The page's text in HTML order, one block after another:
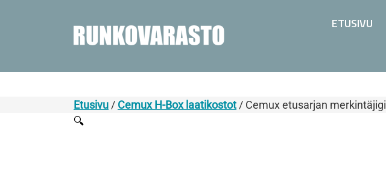
ETUSIVU
Etusivu / Cemux H-Box laatikostot / Cemux etusarjan merkintäjigi
🔍